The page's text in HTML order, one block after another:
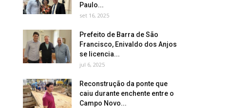
Paulo...
set 16, 2025
Prefeito de Barra de São
Francisco, Enivaldo dos Anjos
se licencia...
jul 6, 2025
Reconstrução da ponte que
caiu durante enchente entre o
Campo Novo...